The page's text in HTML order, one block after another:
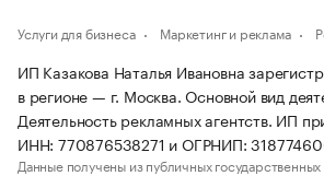
Услуги для бизнеса Маркетинг и реклама
ИП Казакова Наталья Ивановна
в регионе — г. Москва. Основной вид
Деятельность рекламных агентств. ИП
ИНН: 770876538271 и ОГРНИП:
Данные получены из публичных государственных